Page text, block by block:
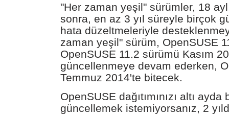
"Her zaman yeşil" sürümler, 18
sonra, en az 3 yıl süreyle birçok
hata düzeltmeleriyle
zaman yeşil" sürüm, OpenSUSE
OpenSUSE 11.2 sürümü Kasım
güncellenmeye devam ederken,
Temmuz 2014'te bitecek.
OpenSUSE dağıtımınızı altı
güncellemek istemiyorsanız, 2